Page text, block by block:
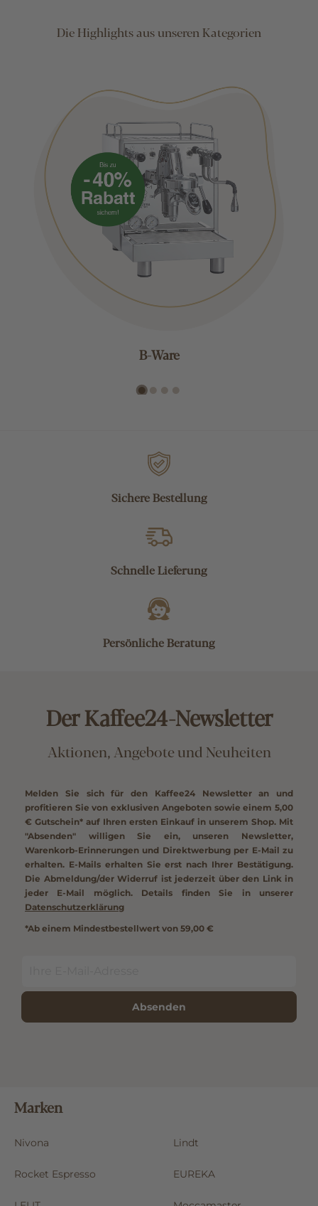
Die Highlights aus unseren Kategorien
B-Ware
Sichere Bestellung
Schnelle Lieferung
Persönliche Beratung
Der Kaffee24-Newsletter
Aktionen, Angebote und Neuheiten
Melden Sie sich für den Kaffee24 Newsletter an und
profitieren Sie von exklusiven Angeboten sowie einem 5,00
€ Gutschein* auf Ihren ersten Einkauf in unserem Shop. Mit
"Absenden" willigen Sie ein, unseren Newsletter,
Warenkorb-Erinnerungen und Direktwerbung per E-Mail zu
erhalten. E-Mails erhalten Sie erst nach Ihrer Bestätigung.
Die Abmeldung/der Widerruf ist jederzeit über den Link in
jeder E-Mail möglich. Details finden Sie in unserer
Datenschutzerklärung
*Ab einem Mindestbestellwert von 59,00 €
Absenden
Marken
Nivona Lindt
Rocket Espresso EUREKA